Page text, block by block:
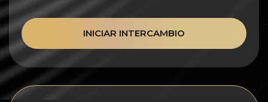
INICIAR INTERCAMBIO